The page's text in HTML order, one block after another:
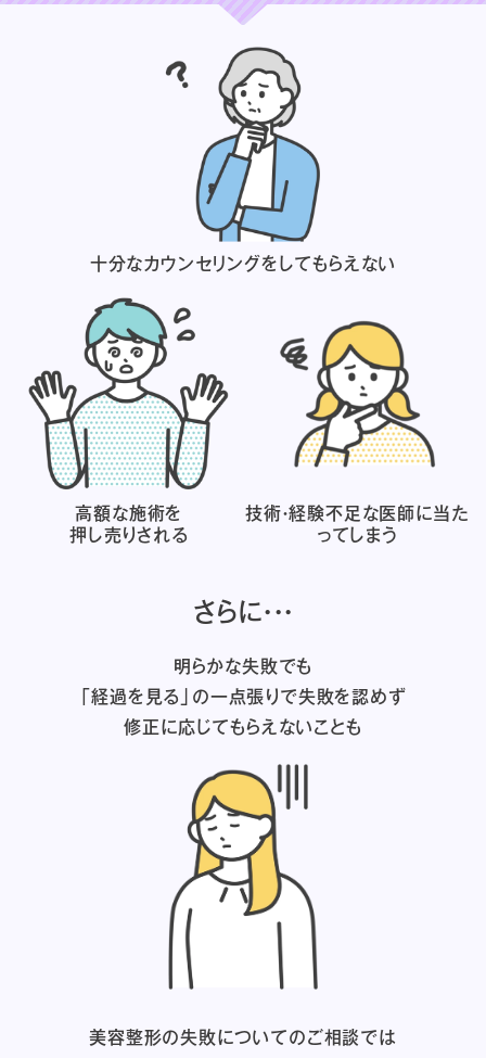
十分なカウンセリングをしてもらえない
高額な施術を
押し売りされる
技術・経験不足な医師に当た
ってしまう
さらに・・・
明らかな失敗でも
「経過を見る」の一点張りで失敗を認めず
修正に応じてもらえないことも
美容整形の失敗についてのご相談では